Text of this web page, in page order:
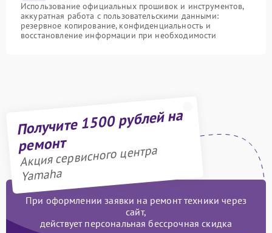
Использование официальных прошивок и инструментов,
аккуратная работа с пользовательскими данными:
резервное копирование, конфиденциальность и
восстановление информации при необходимости
Получите 1500 рублей на
ремонт
Акция сервисного центра
Yamaha
При оформлении заявки на ремонт техники через
сайт,
действует персональная бессрочная скидка